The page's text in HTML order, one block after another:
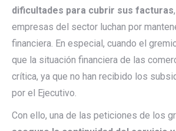
dificultades para cubrir sus facturas
empresas del sector luchan por
financiera. En especial, cuando el
que la situación financiera de las
crítica, ya que no han recibido los
por el Ejecutivo.
Con ello, una de las peticiones de los